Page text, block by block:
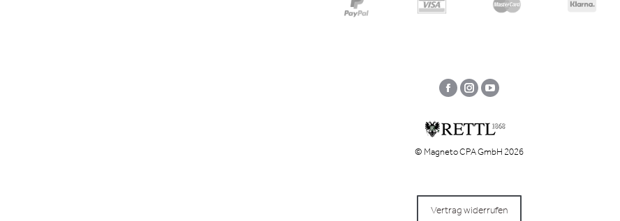
Facebook
InstagramYouTube
© Magneto CPA GmbH 2026
Vertrag widerrufen